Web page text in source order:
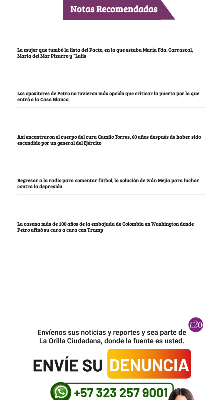
Notas Recomendadas
La mujer que tumbó la lista del Pacto, en la que estaba María Fda. Carrascal,
María del Mar Pizarro y “Lalis
Los opositores de Petro no tuvieron más opción que criticar la puerta por la que
entró a la Casa Blanca
Así encontraron el cuerpo del cura Camilo Torres, 60 años después de haber sido
escondido por un general del Ejército
Regresar a la radio para comentar fútbol, la solución de Iván Mejía para luchar
contra la depresión
La casona más de 100 años de la embajada de Colombia en Washington donde
Petro afinó su cara a cara con Trump